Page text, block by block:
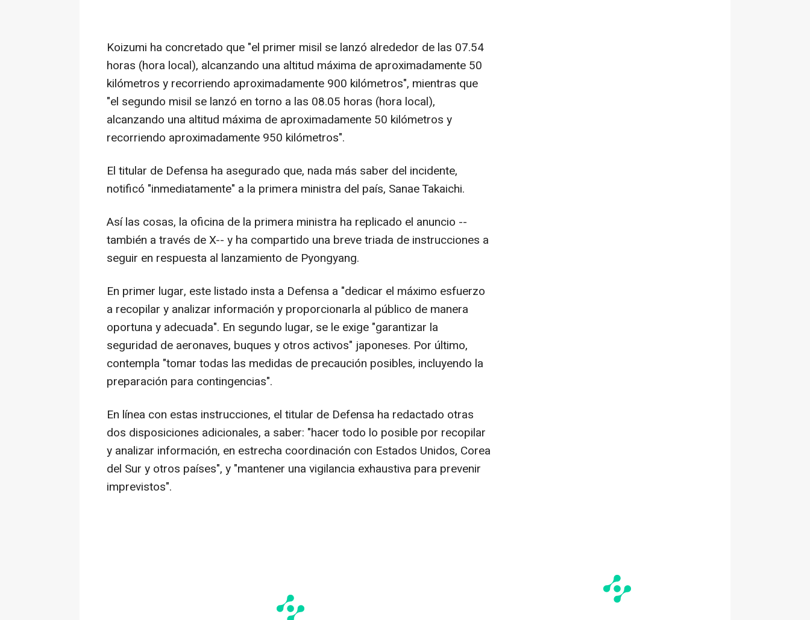
Koizumi ha concretado que "el primer misil se lanzó alrededor de las 07.54
horas (hora local), alcanzando una altitud máxima de aproximadamente 50
kilómetros y recorriendo aproximadamente 900 kilómetros", mientras que
"el segundo misil se lanzó en torno a las 08.05 horas (hora local),
alcanzando una altitud máxima de aproximadamente 50 kilómetros y
recorriendo aproximadamente 950 kilómetros".
El titular de Defensa ha asegurado que, nada más saber del incidente,
notificó "inmediatamente" a la primera ministra del país, Sanae Takaichi.
Así las cosas, la oficina de la primera ministra ha replicado el anuncio --
también a través de X-- y ha compartido una breve triada de instrucciones a
seguir en respuesta al lanzamiento de Pyongyang.
En primer lugar, este listado insta a Defensa a "dedicar el máximo esfuerzo
a recopilar y analizar información y proporcionarla al público de manera
oportuna y adecuada". En segundo lugar, se le exige "garantizar la
seguridad de aeronaves, buques y otros activos" japoneses. Por último,
contempla "tomar todas las medidas de precaución posibles, incluyendo la
preparación para contingencias".
En línea con estas instrucciones, el titular de Defensa ha redactado otras
dos disposiciones adicionales, a saber: "hacer todo lo posible por recopilar
y analizar información, en estrecha coordinación con Estados Unidos, Corea
del Sur y otros países", y "mantener una vigilancia exhaustiva para prevenir
imprevistos".